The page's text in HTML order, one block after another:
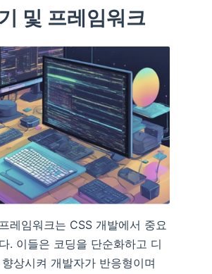
및 프레임워크
레임워크는 CSS 개발에서 중요
. 이들은 코딩을 단순화하고 디
상시켜 개발자가 반응형이며